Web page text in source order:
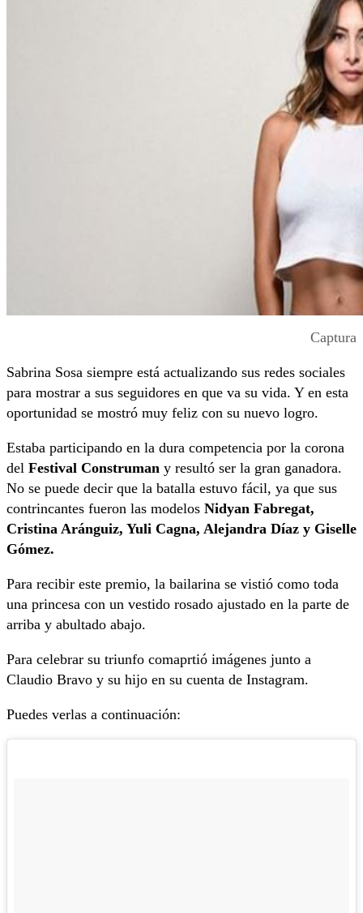
Captura
Sabrina Sosa siempre está actualizando sus redes sociales
para mostrar a sus seguidores en que va su vida. Y en esta
oportunidad se mostró muy feliz con su nuevo logro.
Estaba participando en la dura competencia por la corona
del Festival Construman y resultó ser la gran ganadora.
No se puede decir que la batalla estuvo fácil, ya que sus
contrincantes fueron las modelos Nidyan Fabregat,
Cristina Aránguiz, Yuli Cagna, Alejandra Díaz y Giselle
Gómez.
Para recibir este premio, la bailarina se vistió como toda
una princesa con un vestido rosado ajustado en la parte de
arriba y abultado abajo.
Para celebrar su triunfo comaprtió imágenes junto a
Claudio Bravo y su hijo en su cuenta de Instagram.
Puedes verlas a continuación: